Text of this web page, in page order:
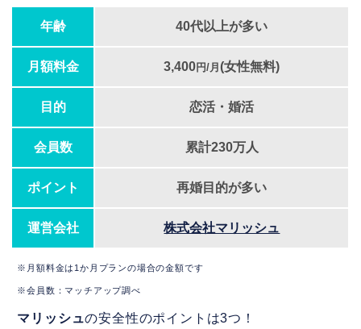
年齢 40代以上が多い
月額料金 3,400 円/月(女性無料)
目的 恋活・婚活
会員数 累計230万人
ポイント 再婚目的が多い
運営会社 株式会社マリッシュ
※月額料金は1か月プランの場合の金額です
※会員数：マッチアップ調べ
マリッシュの安全性のポイントは3つ！